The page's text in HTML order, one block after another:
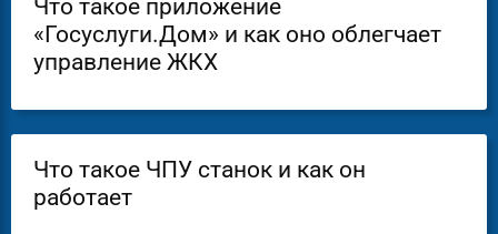
Что такое приложение
«Госуслуги.Дом» и как оно облегчает
управление ЖКХ
Что такое ЧПУ станок и как он
работает